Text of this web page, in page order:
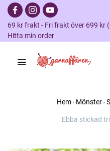
69 kr frakt - Fri frakt över 699 kr
Hitta min order
Hem Mönster
Ebba stickad